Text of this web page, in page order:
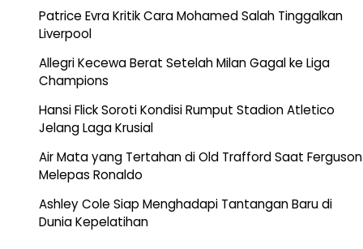
Patrice Evra Kritik Cara Mohamed Salah Tinggalkan
Liverpool
Allegri Kecewa Berat Setelah Milan Gagal ke Liga
Champions
Hansi Flick Soroti Kondisi Rumput Stadion Atletico
Jelang Laga Krusial
Air Mata yang Tertahan di Old Trafford Saat Ferguson
Melepas Ronaldo
Ashley Cole Siap Menghadapi Tantangan Baru di
Dunia Kepelatihan